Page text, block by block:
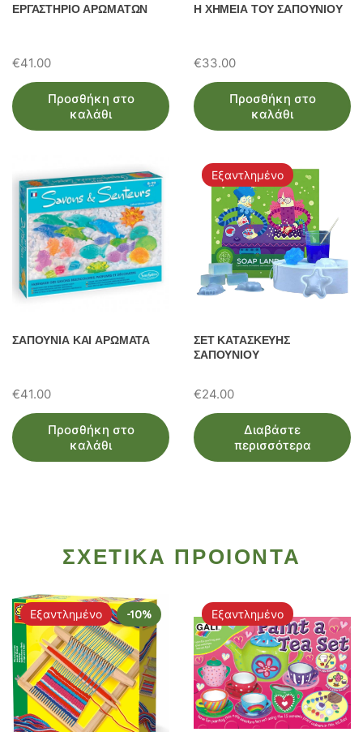
ΕΡΓΑΣΤΗΡΙΟ ΑΡΩΜΑΤΩΝ
€41.00
Προσθήκη στο
καλάθι
Η ΧΗΜΕΙΑ ΤΟΥ ΣΑΠΟΥΝΙΟΥ
€33.00
Προσθήκη στο
καλάθι
ΣΑΠΟΥΝΙΑ ΚΑΙ ΑΡΩΜΑΤΑ
€41.00
Προσθήκη στο
καλάθι
Εξαντλημένο
ΣΕΤ ΚΑΤΑΣΚΕΥΗΣ
ΣΑΠΟΥΝΙΟΥ
€24.00
Διαβάστε
περισσότερα
ΣΧΕΤΙΚΑ ΠΡΟΙΟΝΤΑ
Εξαντλημένο -10% Εξαντλημένο